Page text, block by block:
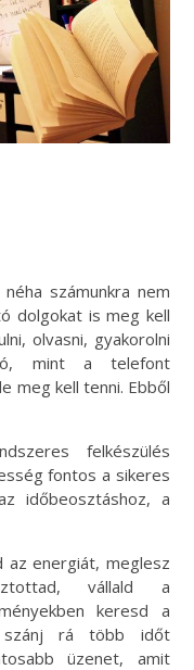
számunkra nem
dolgokat is meg kell
olvasni, gyakorolni
mint a telefont
meg kell tenni. Ebből
felkészülés
fontos a sikeres
időbeosztáshoz, a
az energiát, meglesz
vállald a
keresd a
szánj rá több időt
üzenet, amit